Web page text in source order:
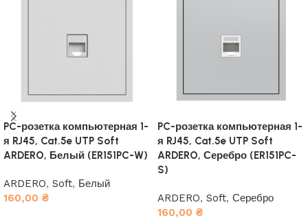
PC-розетка компьютерная 1-
я RJ45, Cat.5e UTP Soft
ARDERO, Белый (ER151PC-W)
ARDERO, Soft, Белый
160,00 ₴
PC-розетка компьютерная 1-
я RJ45, Cat.5e UTP Soft
ARDERO, Серебро (ER151PC-
S)
ARDERO, Soft, Серебро
160,00 ₴